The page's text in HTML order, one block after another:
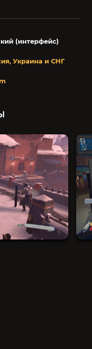
(интерфейс)
Украина и СНГ